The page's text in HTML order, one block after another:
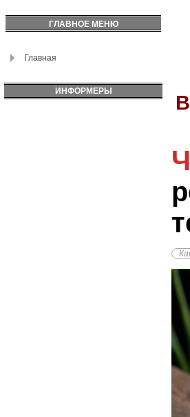
ГЛАВНОЕ МЕНЮ
Главная
ИНФОРМЕРЫ
Что делать, если